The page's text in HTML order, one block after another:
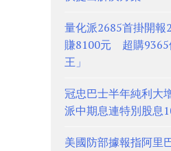
量化派2685首掛開報
賺8100元 超購9365
王」
冠忠巴士半年純利大
派中期息連特別股息
美國防部據報指阿里